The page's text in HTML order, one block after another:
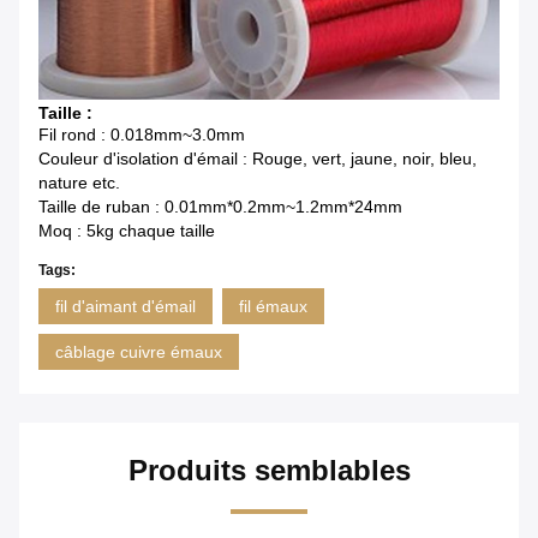
Taille :
Fil rond : 0.018mm~3.0mm
Couleur d'isolation d'émail : Rouge, vert, jaune, noir, bleu,
nature etc.
Taille de ruban : 0.01mm*0.2mm~1.2mm*24mm
Moq : 5kg chaque taille
Tags:
fil d'aimant d'émail fil émaux
câblage cuivre émaux
Produits semblables